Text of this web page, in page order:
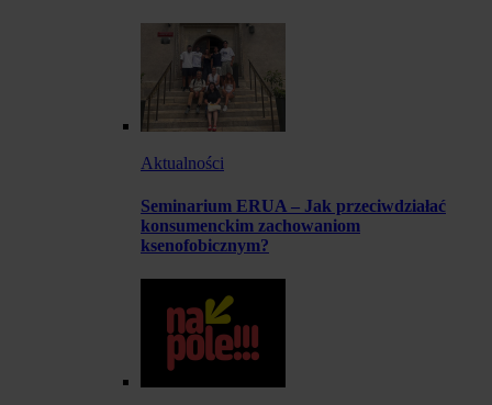
Aktualności
Seminarium ERUA – Jak przeciwdziałać
konsumenckim zachowaniom
ksenofobicznym?